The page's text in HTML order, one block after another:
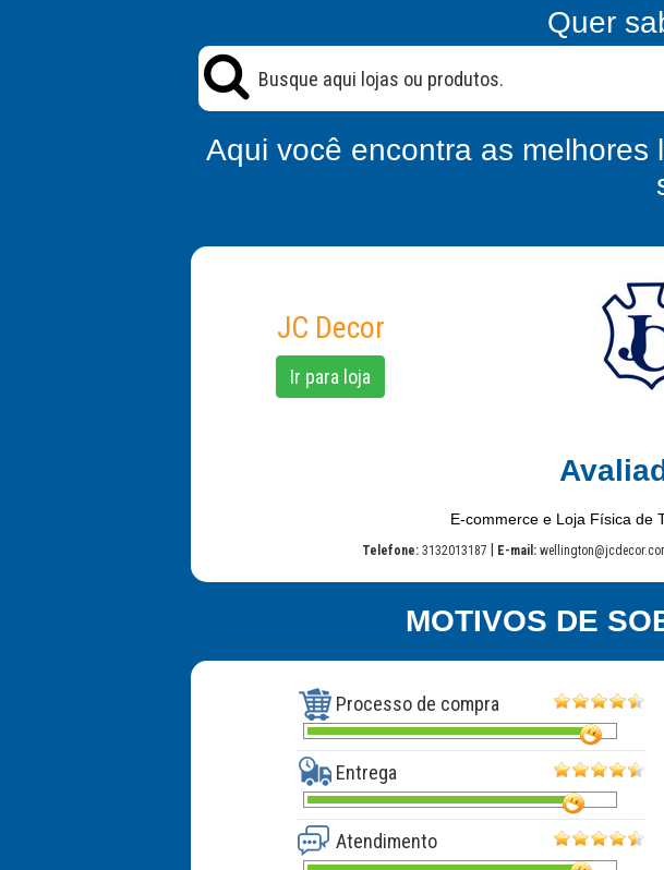
Quer
Aqui você encontra as melhores
JC Decor
Ir para loja
E-commerce e Loja Física de
Telefone: 3132013187 E-mail:
MOTIVOS DE
Processo de compra
Entrega
Atendimento